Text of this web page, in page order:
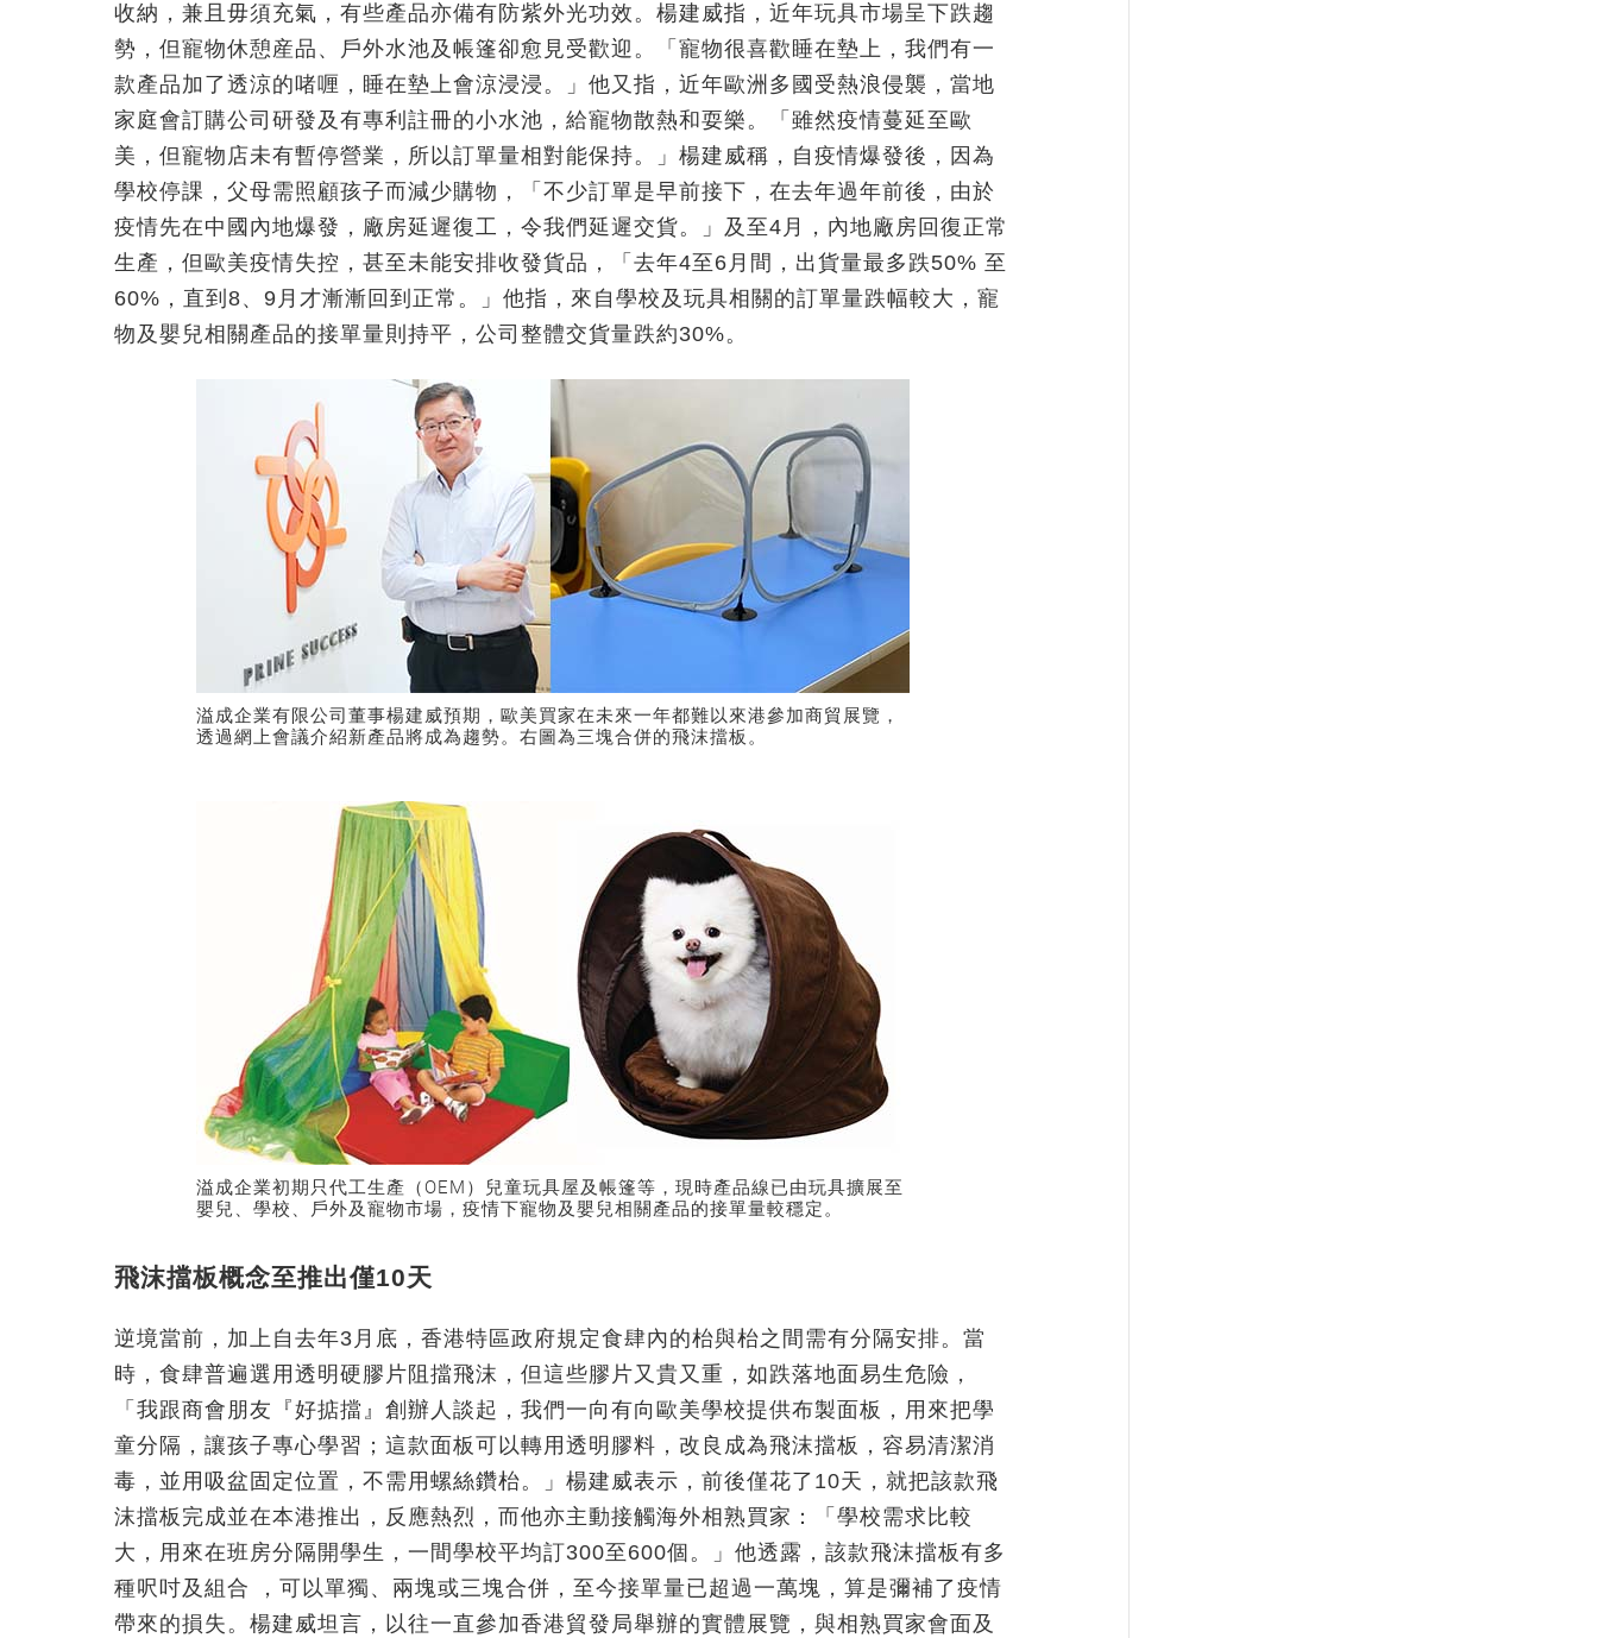
收納，兼且毋須充氣，有些產品亦備有防紫外光功效。楊建威指，近年玩具市場呈下跌趨
勢，但寵物休憩産品、戶外水池及帳篷卻愈見受歡迎。「寵物很喜歡睡在墊上，我們有一
款產品加了透涼的啫喱，睡在墊上會涼浸浸。」他又指，近年歐洲多國受熱浪侵襲，當地
家庭會訂購公司研發及有專利註冊的小水池，給寵物散熱和耍樂。「雖然疫情蔓延至歐
美，但寵物店未有暫停營業，所以訂單量相對能保持。」楊建威稱，自疫情爆發後，因為
學校停課，父母需照顧孩子而減少購物，「不少訂單是早前接下，在去年過年前後，由於
疫情先在中國內地爆發，廠房延遲復工，令我們延遲交貨。」及至4月，內地廠房回復正常
生產，但歐美疫情失控，甚至未能安排收發貨品，「去年4至6月間，出貨量最多跌50% 至
60%，直到8、9月才漸漸回到正常。」他指，來自學校及玩具相關的訂單量跌幅較大，寵
物及嬰兒相關產品的接單量則持平，公司整體交貨量跌約30%。
溢成企業有限公司董事楊建威預期，歐美買家在未來一年都難以來港參加商貿展覽，
透過網上會議介紹新產品將成為趨勢。右圖為三塊合併的飛沫擋板。
溢成企業初期只代工生產（OEM）兒童玩具屋及帳篷等，現時產品線已由玩具擴展至
嬰兒、學校、戶外及寵物市場，疫情下寵物及嬰兒相關產品的接單量較穩定。
飛沫擋板概念至推出僅10天
逆境當前，加上自去年3月底，香港特區政府規定食肆內的枱與枱之間需有分隔安排。當
時，食肆普遍選用透明硬膠片阻擋飛沫，但這些膠片又貴又重，如跌落地面易生危險，
「我跟商會朋友『好掂擋』創辦人談起，我們一向有向歐美學校提供布製面板，用來把學
童分隔，讓孩子專心學習；這款面板可以轉用透明膠料，改良成為飛沫擋板，容易清潔消
毒，並用吸盆固定位置，不需用螺絲鑽枱。」楊建威表示，前後僅花了10天，就把該款飛
沫擋板完成並在本港推出，反應熱烈，而他亦主動接觸海外相熟買家：「學校需求比較
大，用來在班房分隔開學生，一間學校平均訂300至600個。」他透露，該款飛沫擋板有多
種呎吋及組合 ，可以單獨、兩塊或三塊合併，至今接單量已超過一萬塊，算是彌補了疫情
帶來的損失。楊建威坦言，以往一直參加香港貿發局舉辦的實體展覽，與相熟買家會面及